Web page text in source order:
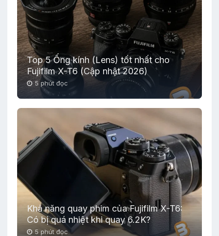
Top 5 Ống kính (Lens) tốt nhất cho
Fujifilm X-T6 (Cập nhật 2026)
5 phút đọc
Khả năng quay phim của Fujifilm X-T6:
Có bị quá nhiệt khi quay 6.2K?
5 phút đọc